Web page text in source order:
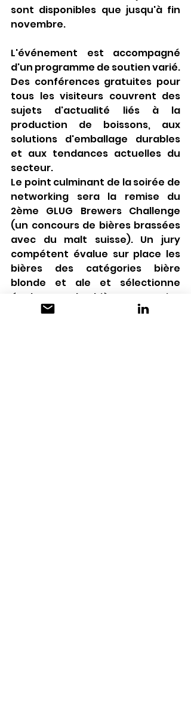
sont disponibles que jusqu'à fin
novembre.
L'événement est accompagné
d'un programme de soutien varié.
Des conférences gratuites pour
tous les visiteurs couvrent des
sujets d'actualité liés à la
production de boissons, aux
solutions d'emballage durables
et aux tendances actuelles du
secteur.
Le point culminant de la soirée de
networking sera la remise du
2ème GLUG Brewers Challenge
(un concours de bières brassées
avec du malt suisse). Un jury
compétent évalue sur place les
bières des catégories bière
blonde et ale et sélectionne
également la bière argauoise